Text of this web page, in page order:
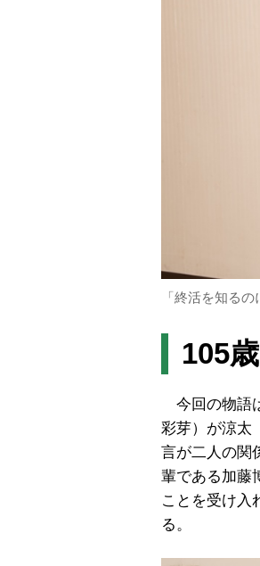
「終活を知る
105
今回の物語
彩芽）が涼太
言が二人の関
輩である加藤
ことを受け入
る。